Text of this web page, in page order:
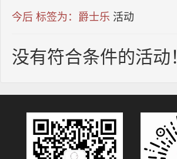
今后 标签为：爵士乐 活动
没有符合条件的活动！